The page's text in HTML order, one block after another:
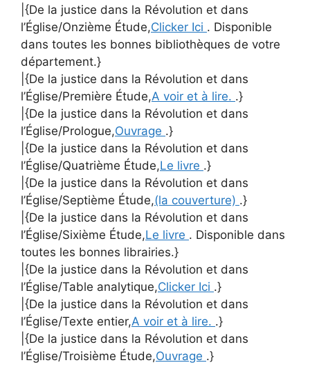
|{De la justice dans la Révolution et dans
l’Église/Onzième Étude,Clicker Ici . Disponible
dans toutes les bonnes bibliothèques de votre
département.}
|{De la justice dans la Révolution et dans
l’Église/Première Étude,A voir et à lire. .}
|{De la justice dans la Révolution et dans
l’Église/Prologue,Ouvrage .}
|{De la justice dans la Révolution et dans
l’Église/Quatrième Étude,Le livre .}
|{De la justice dans la Révolution et dans
l’Église/Septième Étude,(la couverture) .}
|{De la justice dans la Révolution et dans
l’Église/Sixième Étude,Le livre . Disponible dans
toutes les bonnes librairies.}
|{De la justice dans la Révolution et dans
l’Église/Table analytique,Clicker Ici .}
|{De la justice dans la Révolution et dans
l’Église/Texte entier,A voir et à lire. .}
|{De la justice dans la Révolution et dans
l’Église/Troisième Étude,Ouvrage .}